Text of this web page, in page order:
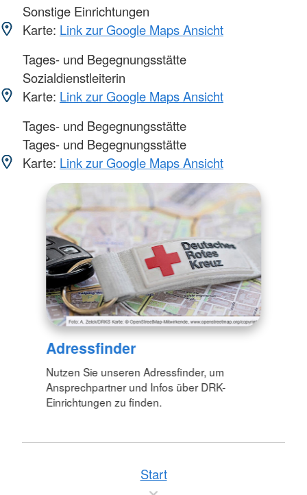
Sonstige Einrichtungen
Karte: Link zur Google Maps Ansicht
Tages- und Begegnungsstätte
Sozialdienstleiterin
Karte: Link zur Google Maps Ansicht
Tages- und Begegnungsstätte
Tages- und Begegnungsstätte
Karte: Link zur Google Maps Ansicht
Adressfinder
Nutzen Sie unseren Adressfinder, um
Ansprechpartner und Infos über DRK-
Einrichtungen zu finden.
Start